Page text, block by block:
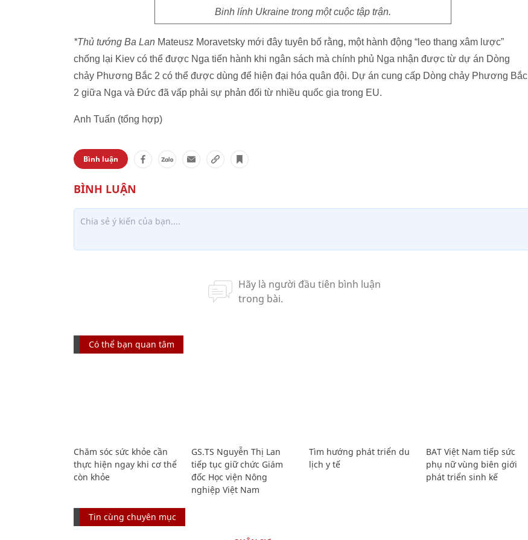
Binh lính Ukraine trong một cuộc tập trận.
*Thủ tướng Ba Lan Mateusz Moravetsky mới đây tuyên bố rằng, một hành động “leo thang xâm lược”
chống lại Kiev có thể được Nga tiến hành khi ngân sách mà chính phủ Nga nhận được từ dự án Dòng
chảy Phương Bắc 2 có thể được dùng để hiện đại hóa quân đội. Dự án cung cấp Dòng chảy Phương Bắc
2 giữa Nga và Đức đã vấp phải sự phản đối từ nhiều quốc gia trong EU.
Anh Tuấn (tổng hợp)
Bình luận
Có thể bạn quan tâm
Chăm sóc sức khỏe cần
thực hiện ngay khi cơ thể
còn khỏe
GS.TS Nguyễn Thị Lan
tiếp tục giữ chức Giám
đốc Học viện Nông
nghiệp Việt Nam
Tìm hướng phát triển du
lịch y tế
BAT Việt Nam tiếp sức
phụ nữ vùng biên giới
phát triển sinh kế
Tin cùng chuyên mục